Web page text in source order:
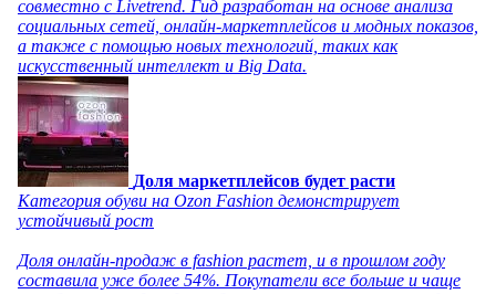
совместно с Livetrend. Гид разработан на основе анализа
социальных сетей, онлайн-маркетплейсов и модных показов,
а также с помощью новых технологий, таких как
искусственный интеллект и Big Data.
Доля маркетплейсов будет расти
Категория обуви на Ozon Fashion демонстрирует
устойчивый рост
Доля онлайн-продаж в fashion растет, и в прошлом году
составила уже более 54%. Покупатели все больше и чаще